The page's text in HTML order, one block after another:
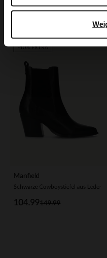
189.98
113.99
Manfield
Schwarze Cowboystiefel aus Leder
149.99
104.99
-30%
-10% EXTRA